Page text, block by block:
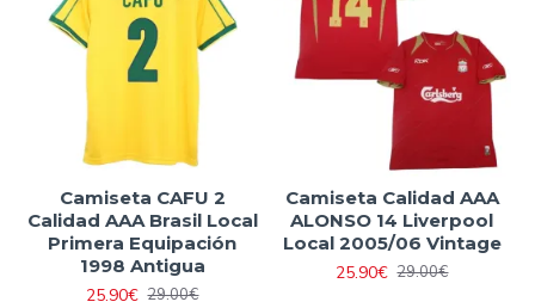
Camiseta CAFU 2
Calidad AAA Brasil Local
Primera Equipación
1998 Antigua
25.90€ 29.00€
Camiseta Calidad AAA
ALONSO 14 Liverpool
Local 2005/06 Vintage
25.90€ 29.00€